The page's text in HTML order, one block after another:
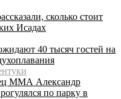
сколько стоит
Исадах
40 тысяч гостей на
ММА Александр
по парку в